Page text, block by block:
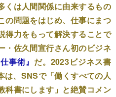
くは人間関係に由来するもの
の問題をはじめ、仕事にまつ
得力をもって解決することで
・佐久間宣行さん初のビジネ
事術』 だ。2023ビジネス書
は、SNSで「働くすべての人
科書にします」と絶賛コメン